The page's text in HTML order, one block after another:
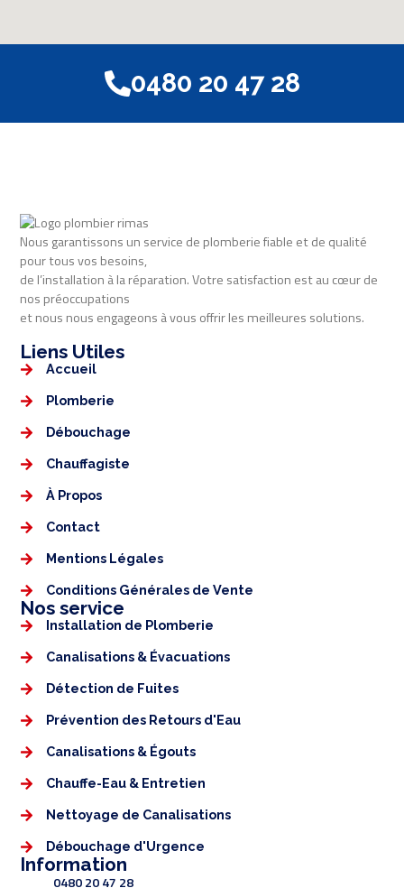
0480 20 47 28
Nous garantissons un service de plomberie fiable et de qualité
pour tous vos besoins,
de l’installation à la réparation. Votre satisfaction est au cœur de
nos préoccupations
et nous nous engageons à vous offrir les meilleures solutions.
Liens Utiles​​
Accueil
Plomberie
Débouchage
Chauffagiste
À Propos
Contact
Mentions Légales​
Conditions Générales de Vente
Nos service
Installation de Plomberie
Canalisations & Évacuations
Détection de Fuites
Prévention des Retours d'Eau
Canalisations & Égouts
Chauffe-Eau & Entretien
Nettoyage de Canalisations
Débouchage d'Urgence
Information
0480 20 47 28